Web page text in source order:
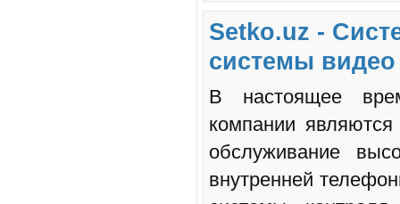
Setko.uz -
системы
В настоящее
компании
обслуживание
внутренней